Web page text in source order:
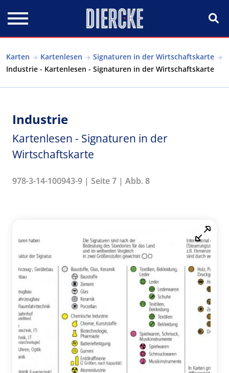
Karten Kartenlesen
Signaturen in der Wirtschaftskarte
Industrie - Kartenlesen - Signaturen in der Wirtschaftskarte
Industrie
Kartenlesen - Signaturen in der
Wirtschaftskarte
978-3-14-100943-9 | Seite 7 | Abb. 8